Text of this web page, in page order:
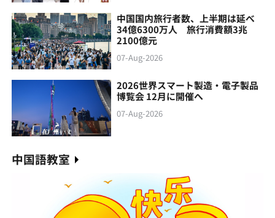
中国国内旅行者数、上半期は延べ
34億6300万人 旅行消費額3兆
2100億元
07-Aug-2026
2026世界スマート製造・電子製品
博覧会 12月に開催へ
07-Aug-2026
中国語教室